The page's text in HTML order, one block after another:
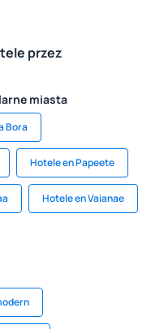
przez
miasta
Bora
Hotele en Papeete
Hotele en Vaianae